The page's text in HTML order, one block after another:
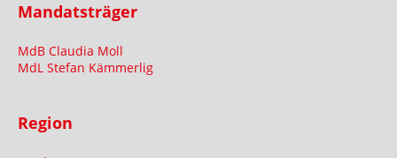
Mandatsträger
MdB Claudia Moll
MdL Stefan Kämmerlig
Region